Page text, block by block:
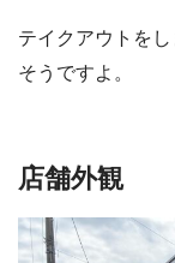
テイクアウトを
そうですよ。
店舗外観